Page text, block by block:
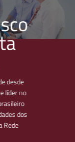
desde
líder no
dos
Rede